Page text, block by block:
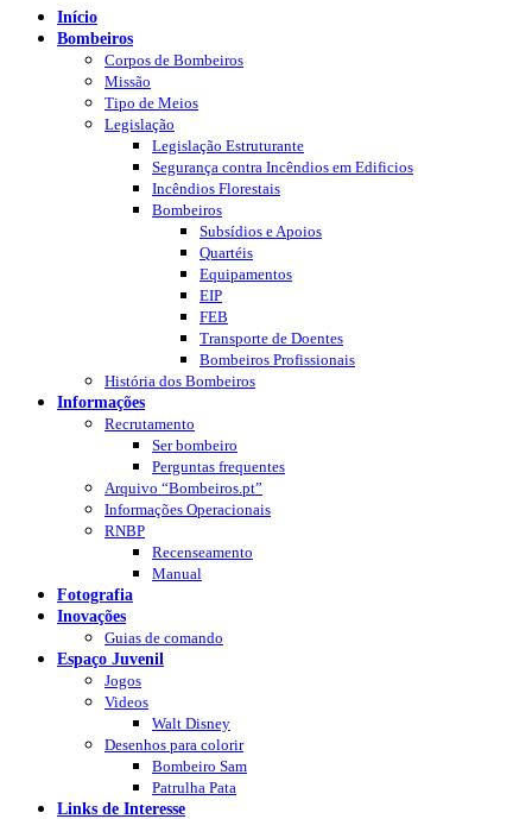
Início
Bombeiros
Corpos de Bombeiros
Missão
Tipo de Meios
Legislação
Legislação Estruturante
Segurança contra Incêndios em Edificios
Incêndios Florestais
Bombeiros
Subsídios e Apoios
Quartéis
Equipamentos
EIP
FEB
Transporte de Doentes
Bombeiros Profissionais
História dos Bombeiros
Informações
Recrutamento
Ser bombeiro
Perguntas frequentes
Arquivo “Bombeiros.pt”
Informações Operacionais
RNBP
Recenseamento
Manual
Fotografia
Inovações
Guias de comando
Espaço Juvenil
Jogos
Videos
Walt Disney
Desenhos para colorir
Bombeiro Sam
Patrulha Pata
Links de Interesse